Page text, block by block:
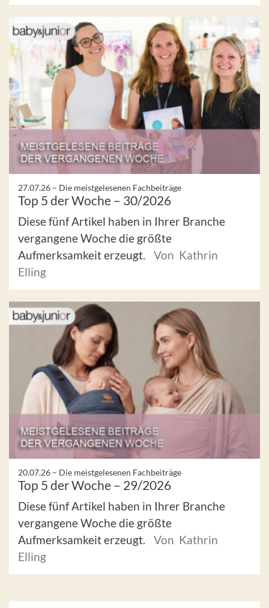
27.07.26 – Die meistgelesenen Fachbeiträge
Top 5 der Woche – 30/2026
Diese fünf Artikel haben in Ihrer Branche
vergangene Woche die größte
Aufmerksamkeit erzeugt.
Von Kathrin
Elling
20.07.26 – Die meistgelesenen Fachbeiträge
Top 5 der Woche – 29/2026
Diese fünf Artikel haben in Ihrer Branche
vergangene Woche die größte
Aufmerksamkeit erzeugt.
Von Kathrin
Elling